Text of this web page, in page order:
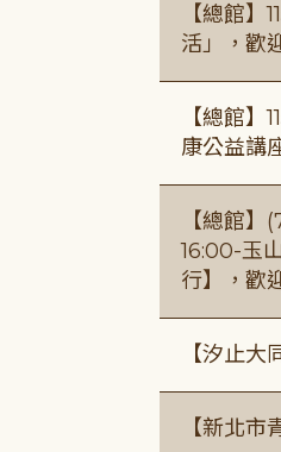
【總館
活」，歡
【總館
康公益講
【總館
16:00-玉
行】，歡
【汐止
【新北市